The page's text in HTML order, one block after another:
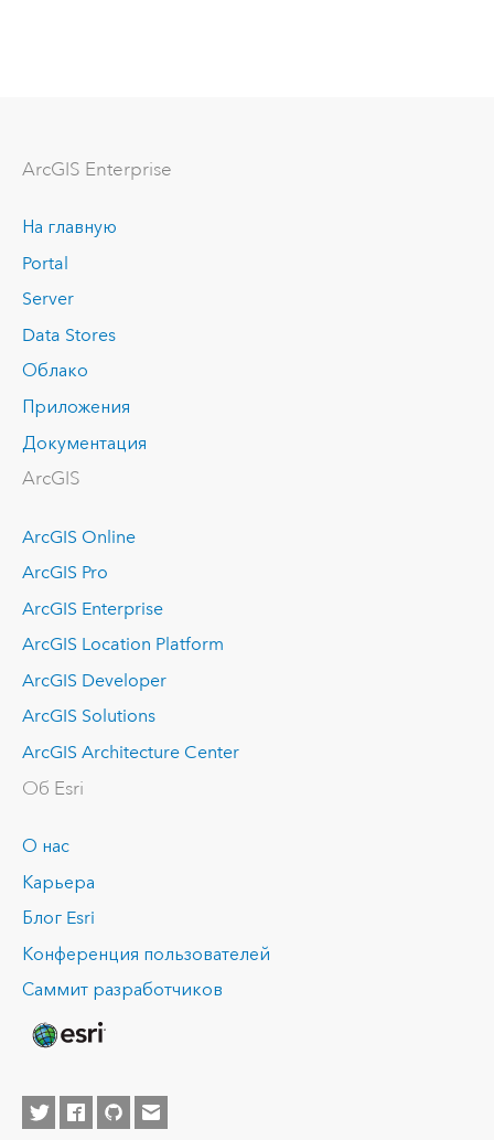
ArcGIS Enterprise
На главную
Portal
Server
Data Stores
Облако
Приложения
Документация
ArcGIS
ArcGIS Online
ArcGIS Pro
ArcGIS Enterprise
ArcGIS Location Platform
ArcGIS Developer
ArcGIS Solutions
ArcGIS Architecture Center
Об Esri
О нас
Карьера
Блог Esri
Конференция пользователей
Саммит разработчиков